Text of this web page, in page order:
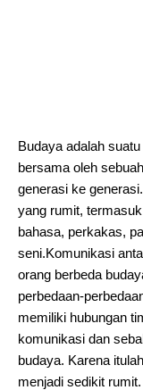
Budaya adalah
bersama oleh
generasi ke
yang rumit,
bahasa, perkakas,
seni.Komunikasi
orang berbeda
perbedaan-
memiliki hubungan
komunikasi dan
budaya. Karena
menjadi sedikit rumit.